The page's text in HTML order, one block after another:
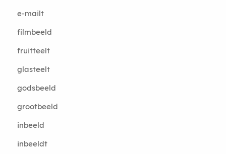
e-mailt
filmbeeld
fruitteelt
glasteelt
godsbeeld
grootbeeld
inbeeld
inbeeldt